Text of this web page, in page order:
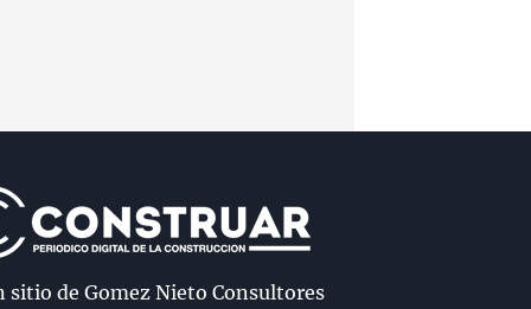
sitio de Gomez Nieto Consultores